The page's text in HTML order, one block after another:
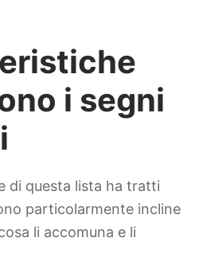
i segni
di questa lista ha tratti
particolarmente incline
li accomuna e li